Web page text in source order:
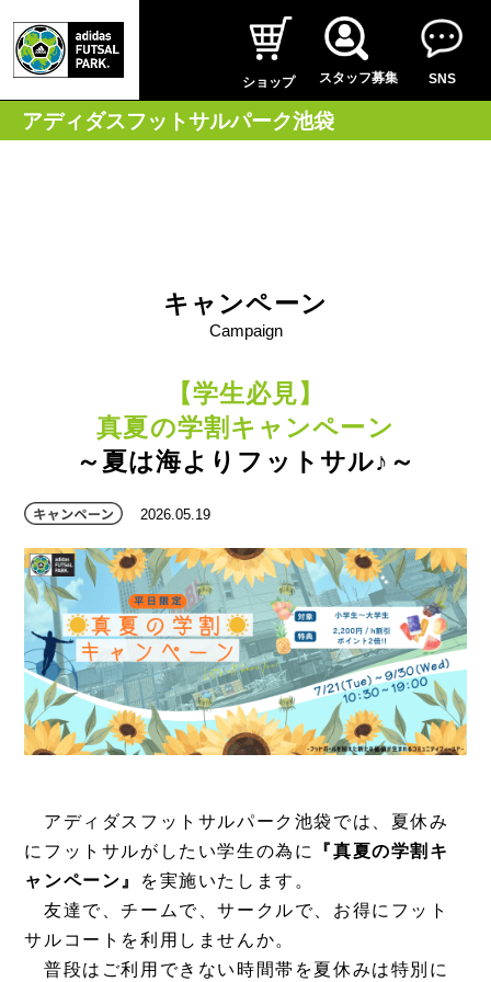
ショップ スタッフ募集 SNS
アディダスフットサルパーク池袋
キャンペーン
Campaign
【学生必見】
真夏の学割キャンペーン
～夏は海よりフットサル♪～
2026.05.19
アディダスフットサルパーク池袋では、夏休み
にフットサルがしたい学生の為に
『真夏の学割キ
ャンペーン』
を実施いたします。
友達で、チームで、サークルで、お得にフット
サルコートを利用しませんか。
普段はご利用できない時間帯を夏休みは特別に